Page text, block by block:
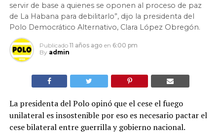
servir de base a quienes se oponen al proceso de paz
de La Habana para debilitarlo”, dijo la presidenta del
Polo Democrático Alternativo, Clara López Obregón.
Publicado 11 años ago en 6:00 pm
By admin
La presidenta del Polo opinó que el cese el fuego
unilateral es insostenible por eso es necesario pactar el
cese bilateral entre guerrilla y gobierno nacional.